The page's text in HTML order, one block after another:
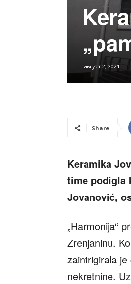
август 2, 2021
Share
Keramika
time podigla
Jovanović,
„Harmonija“
Zrenjaninu.
zaintrigirala
nekretnine.